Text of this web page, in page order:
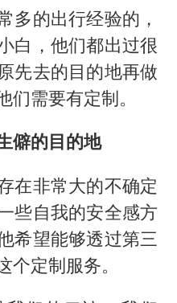
多的出行经验的，
白，他们都出过很
先去的目的地再做
需要有定制。
僻的目的地
在非常大的不确定
些自我的安全感方
希望能够透过第三
定制服务。